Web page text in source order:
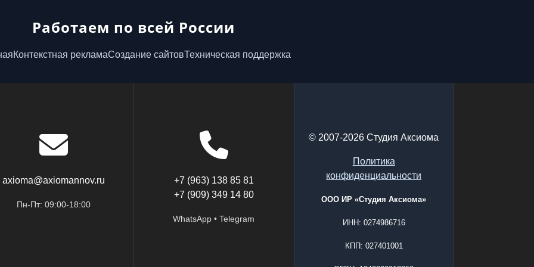
Работаем по всей России
Контекстная рекламаСоздание сайтовТехническая поддержка
axioma@axiomannov.ru
Пн-Пт: 09:00-18:00
+7 (963) 138 85 81
+7 (909) 349 14 80
WhatsApp • Telegram
© 2007-2026 Студия Аксиома
Политика
конфиденциальности
ООО ИР «Студия Аксиома»
ИНН: 0274986716
КПП: 027401001